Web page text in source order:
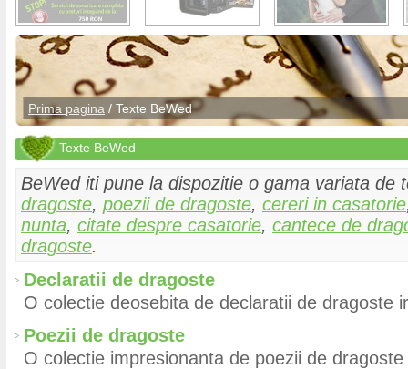
Prima pagina / Texte BeWed
Texte BeWed
BeWed iti pune la dispozitie o gama variata de
dragoste, poezii de dragoste, cereri in casatorie
nunta, citate despre casatorie, cantece de
dragoste.
Declaratii de dragoste
O colectie deosebita de declaratii de dragoste
Poezii de dragoste
O colectie impresionanta de poezii de